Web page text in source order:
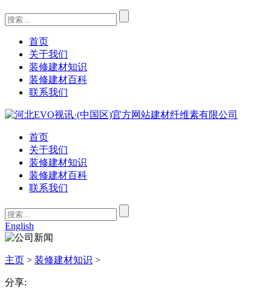
首页
关于我们
装修建材知识
装修建材百科
联系我们
首页
关于我们
装修建材知识
装修建材百科
联系我们
English
主页 > 装修建材知识 >
分享: